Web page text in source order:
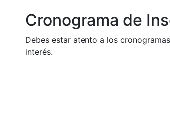
Cronograma de
Debes estar atento a los
interés.